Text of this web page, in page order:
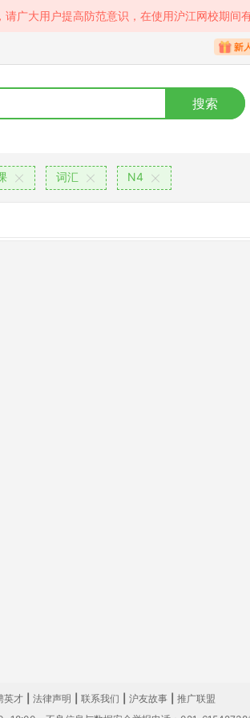
广大用户提高防范意识，在使用沪江网校期间
搜索
词汇 N4
英才 法律声明 联系我们 沪友故事
推广联盟